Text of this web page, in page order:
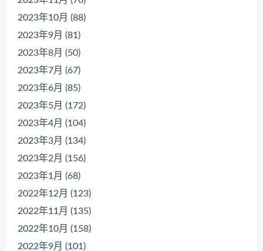
2023年10月 (88)
2023年9月 (81)
2023年8月 (50)
2023年7月 (67)
2023年6月 (85)
2023年5月 (172)
2023年4月 (104)
2023年3月 (134)
2023年2月 (156)
2023年1月 (68)
2022年12月 (123)
2022年11月 (135)
2022年10月 (158)
2022年9月 (101)